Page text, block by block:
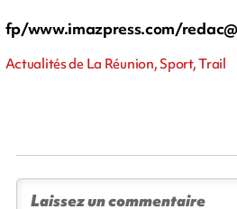
fp/www.imazpress.com/
Actualités de La Réunion, Sport, Trail